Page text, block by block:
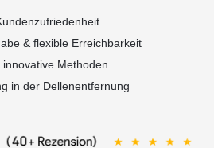
& flexible Erreichbarkeit
Methoden
in der Dellenentfernung